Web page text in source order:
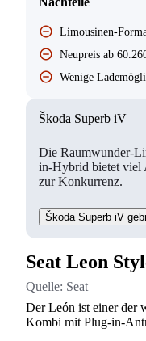
Limousinen-
Neupreis ab
Wenige
Škoda Superb iV
Die Raumwunder-
in-Hybrid bietet viel
zur Konkurrenz.
Škoda Superb iV
Seat Leon
Quelle: Seat
Der León ist einer der
Kombi mit Plug-in-